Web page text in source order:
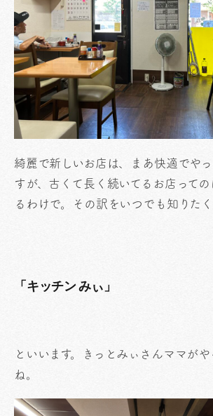
綺麗で新しいお店は、まあ快適でや
すが、古くて長く続いてるお店って
るわけで。その訳をいつでも知りた
「キッチン みぃ」
といいます。きっとみぃさんママがや
ね。